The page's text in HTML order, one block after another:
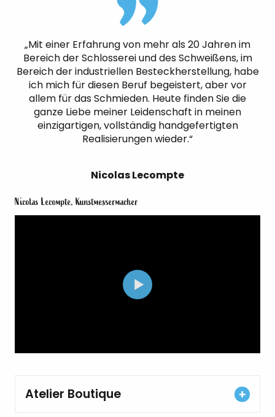
„Mit einer Erfahrung von mehr als 20 Jahren im
Bereich der Schlosserei und des Schweißens, im
Bereich der industriellen Besteckherstellung, habe
ich mich für diesen Beruf begeistert, aber vor
allem für das Schmieden. Heute finden Sie die
ganze Liebe meiner Leidenschaft in meinen
einzigartigen, vollständig handgefertigten
Realisierungen wieder.“
Nicolas Lecompte
Nicolas Lecompte, Kunstmessermacher
Atelier Boutique